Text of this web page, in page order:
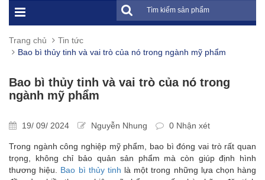
Trang chủ
Tin tức
Bao bì thủy tinh và vai trò của nó trong ngành mỹ phẩm
Bao bì thủy tinh và vai trò của nó trong
ngành mỹ phẩm
19/ 09/ 2024 Nguyễn Nhung 0 Nhận xét
Trong ngành công nghiệp mỹ phẩm, bao bì đóng vai trò rất quan
trọng, không chỉ bảo quản sản phẩm mà còn giúp định hình
thương hiệu. Bao bì thủy tinh là một trong những lựa chọn hàng